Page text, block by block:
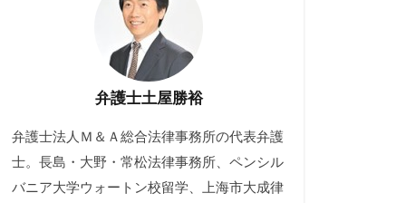
弁護士土屋勝裕
弁護士法人Ｍ＆Ａ総合法律事務所の代表弁護
士。長島・大野・常松法律事務所、ペンシル
バニア大学ウォートン校留学、上海市大成律